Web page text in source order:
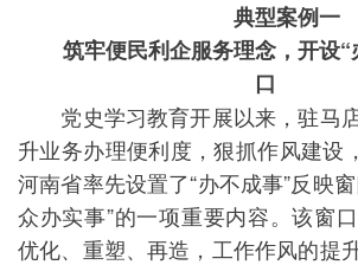
典型案例一
筑牢便民利企服务理念，开设“
口
党史学习教育开展以来，驻马
升业务办理便利度，狠抓作风建设
河南省率先设置了“办不成事”反映
众办实事”的一项重要内容。该窗
优化、重塑、再造，工作作风的提